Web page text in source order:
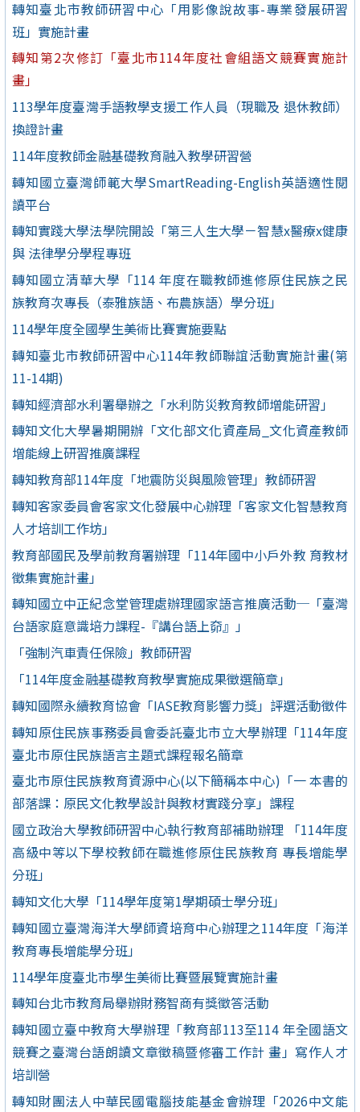
轉知臺北市教師研習中心「用影像說故事-專業發展研習
班」實施計畫
轉知第2次修訂「臺北市114年度社會組語文競賽實施計
畫」
113學年度臺灣手語教學支援工作人員（現職及 退休教師）
換證計畫
114年度教師金融基礎教育融入教學研習營
轉知國立臺灣師範大學SmartReading-English英語適性閱
讀平台
轉知實踐大學法學院開設「第三人生大學－智慧x醫療x健康
與 法律學分學程專班
轉知國立清華大學「114 年度在職教師進修原住民族之民
族教育次專長（泰雅族語、布農族語）學分班」
114學年度全國學生美術比賽實施要點
轉知臺北市教師研習中心114年教師聯誼活動實施計畫(第
11-14期)
轉知經濟部水利署舉辦之「水利防災教育教師增能研習」
轉知文化大學暑期開辦「文化部文化資產局_文化資產教師
增能線上研習推廣課程
轉知教育部114年度「地震防災與風險管理」教師研習
轉知客家委員會客家文化發展中心辦理「客家文化智慧教育
人才培訓工作坊」
教育部國民及學前教育署辦理「114年國中小戶外教 育教材
徵集實施計畫」
轉知國立中正紀念堂管理處辦理國家語言推廣活動─「臺灣
台語家庭意識培力課程-『講台語上奅』」
「強制汽車責任保險」教師研習
「114年度金融基礎教育教學實施成果徵選簡章」
轉知國際永續教育協會「IASE教育影響力獎」評選活動徵件
轉知原住民族事務委員會委託臺北市立大學辦理「114年度
臺北市原住民族語言主題式課程報名簡章
臺北市原住民族教育資源中心(以下簡稱本中心)「一 本書的
部落課：原民文化教學設計與教材實踐分享」課程
國立政治大學教師研習中心執行教育部補助辦理 「114年度
高級中等以下學校教師在職進修原住民族教育 專長增能學
分班」
轉知文化大學「114學年度第1學期碩士學分班」
轉知國立臺灣海洋大學師資培育中心辦理之114年度「海洋
教育專長增能學分班」
114學年度臺北市學生美術比賽暨展覽實施計畫
轉知台北市教育局舉辦財務智商有獎徵答活動
轉知國立臺中教育大學辦理「教育部113至114 年全國語文
競賽之臺灣台語朗讀文章徵稿暨修審工作計 畫」寫作人才
培訓營
轉知財團法人中華民國電腦技能基金會辦理「2026中文能